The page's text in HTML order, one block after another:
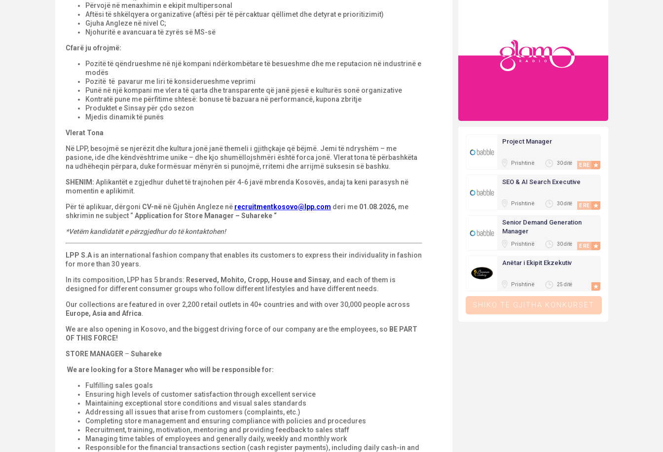
Project Manager
Prishtinë 30 ditë E RE
SEO & AI Search Executive
Prishtinë 30 ditë E RE
Senior Demand Generation
Manager
Prishtinë 30 ditë E RE
Anëtar i Ekipit Ekzekutiv
Prishtinë 25 ditë
SHIKO TË GJITHA KONKURSET